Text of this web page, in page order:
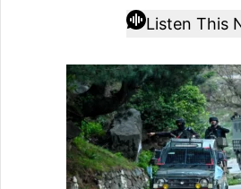
Listen This